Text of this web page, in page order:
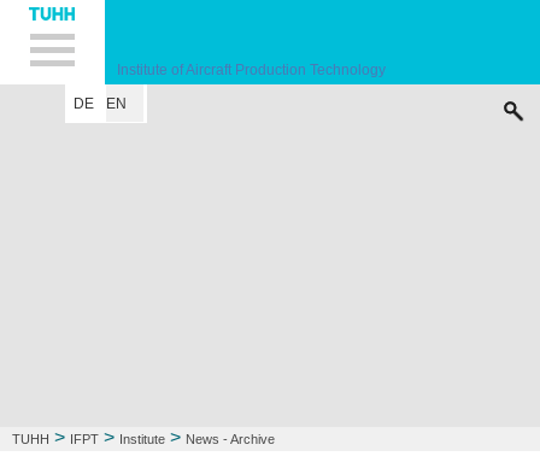
Hauptnavigation
Unternavigation
Inhalt
Suche
Institute of Aircraft Production Technology
DE
EN
TUHH > IFPT > Institute > News - Archive